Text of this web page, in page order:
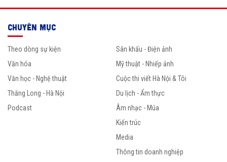
CHUYÊN MỤC
Theo dòng sự kiện
Văn hóa
Văn học - Nghệ thuật
Thăng Long - Hà Nội
Podcast
Sân khấu - Điện ảnh
Mỹ thuật - Nhiếp ảnh
Cuộc thi viết Hà Nội & Tôi
Du lịch - Ẩm thực
Âm nhạc - Múa
Kiến trúc
Media
Thông tin doanh nghiệp